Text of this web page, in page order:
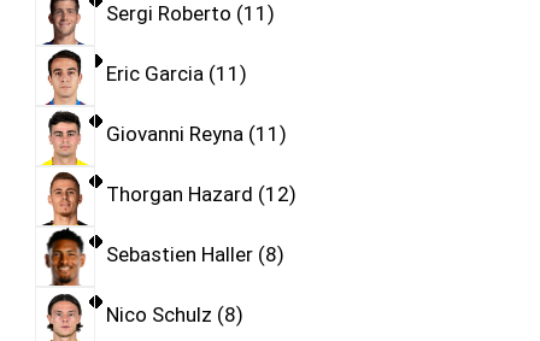
Sergi Roberto 11
Eric Garcia 11
Giovanni Reyna 11
Thorgan Hazard 12
Sebastien Haller 8
Nico Schulz 8